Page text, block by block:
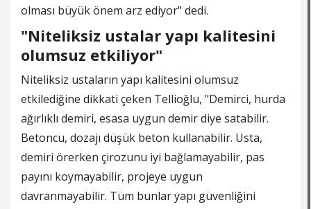
olması büyük önem arz ediyor" dedi.
"Niteliksiz ustalar yapı kalitesini
olumsuz etkiliyor"
Niteliksiz ustaların yapı kalitesini olumsuz
etkilediğine dikkati çeken Tellioğlu, "Demirci, hurda
ağırlıklı demiri, esasa uygun demir diye satabilir.
Betoncu, dozajı düşük beton kullanabilir. Usta,
demiri örerken çirozunu iyi bağlamayabilir, pas
payını koymayabilir, projeye uygun
davranmayabilir. Tüm bunlar yapı güvenliğini